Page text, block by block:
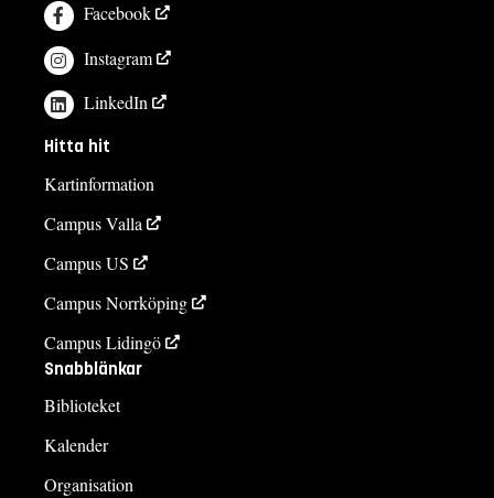
Facebook
Instagram
LinkedIn
Hitta hit
Kartinformation
Campus Valla
Campus US
Campus Norrköping
Campus Lidingö
Snabblänkar
Biblioteket
Kalender
Organisation